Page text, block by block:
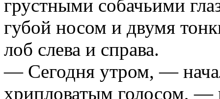
грустными собачьими
губой носом и двумя
лоб слева и справа.
— Сегодня утром, —
хрипловатым голосом, —